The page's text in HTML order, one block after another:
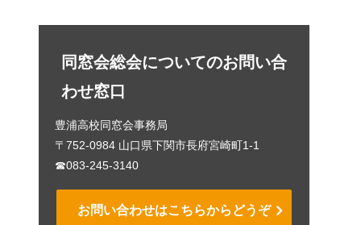
同窓会総会についてのお問い合
わせ窓口
豊浦高校同窓会事務局
〒752-0984 山口県下関市長府宮崎町1-1
☎083-245-3140
お問い合わせはこちらからどうぞ